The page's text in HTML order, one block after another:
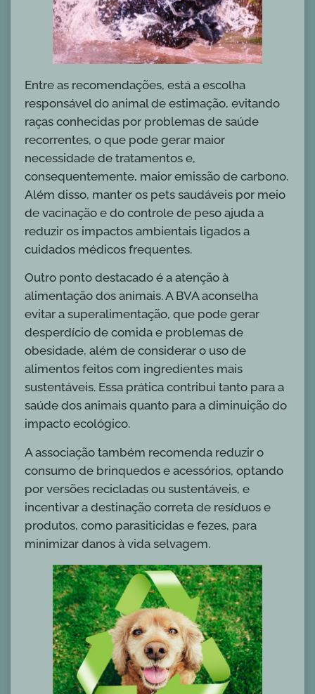
Entre as recomendações, está a escolha
responsável do animal de estimação, evitando
raças conhecidas por problemas de saúde
recorrentes, o que pode gerar maior
necessidade de tratamentos e,
consequentemente, maior emissão de carbono.
Além disso, manter os pets saudáveis por meio
de vacinação e do controle de peso ajuda a
reduzir os impactos ambientais ligados a
cuidados médicos frequentes.
Outro ponto destacado é a atenção à
alimentação dos animais. A BVA aconselha
evitar a superalimentação, que pode gerar
desperdício de comida e problemas de
obesidade, além de considerar o uso de
alimentos feitos com ingredientes mais
sustentáveis. Essa prática contribui tanto para a
saúde dos animais quanto para a diminuição do
impacto ecológico.
A associação também recomenda reduzir o
consumo de brinquedos e acessórios, optando
por versões recicladas ou sustentáveis, e
incentivar a destinação correta de resíduos e
produtos, como parasiticidas e fezes, para
minimizar danos à vida selvagem.